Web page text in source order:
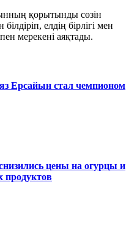
қорытынды сөзін
елдің бірлігі мен
мерекені аяқтады.
Ерсайын стал чемпионом
цены на огурцы и
продуктов